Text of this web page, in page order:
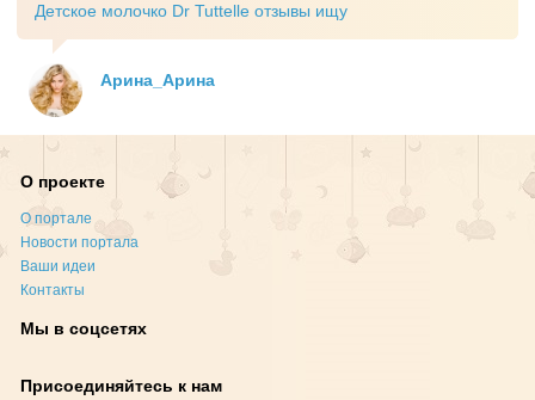
Детское молочко Dr Tuttelle отзывы ищу
Арина_Арина
О проекте
О портале
Новости портала
Ваши идеи
Контакты
Мы в соцсетях
Присоединяйтесь к нам